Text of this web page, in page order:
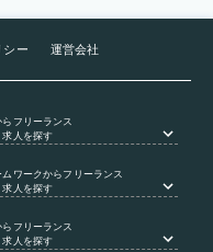
シー 運営会社
らフリーランス
求人を探す
ムワークからフリーランス
求人を探す
らフリーランス
求人を探す